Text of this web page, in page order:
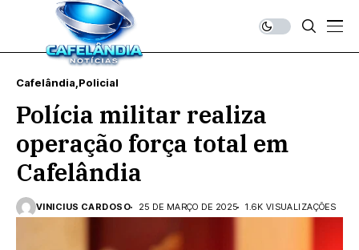
Cafelândia Policial
Polícia militar realiza
operação força total em
Cafelândia
VINICIUS CARDOSO 25 DE MARÇO DE 2025 1.6K VISUALIZAÇÕES